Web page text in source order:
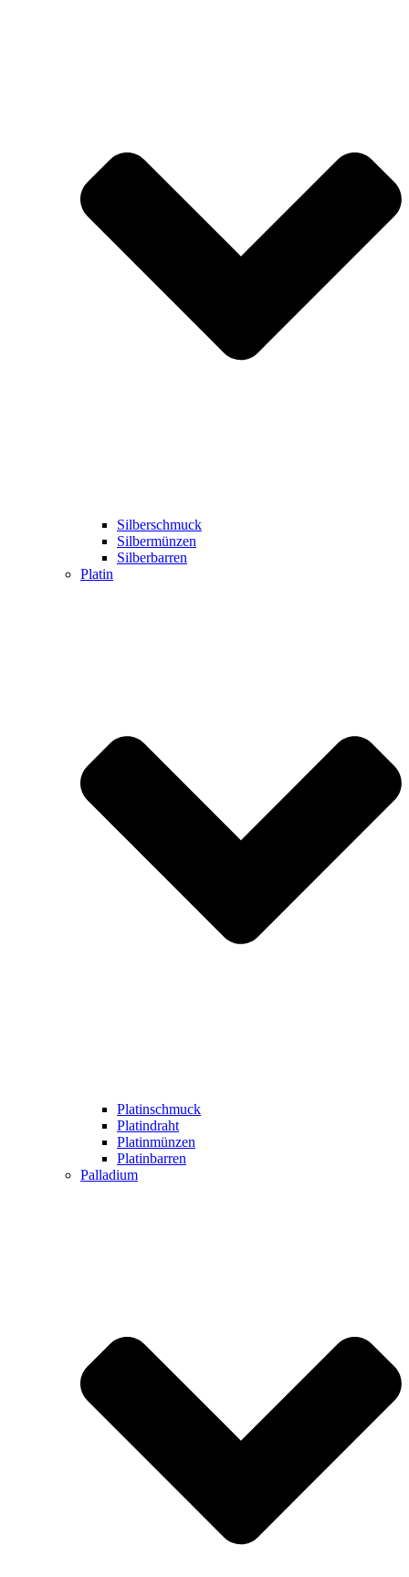
Silberschmuck
Silbermünzen
Silberbarren
Platin
Platinschmuck
Platindraht
Platinmünzen
Platinbarren
Palladium